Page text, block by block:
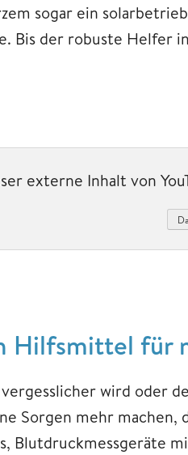
sogar ein
Bis der robuste Helfer
externe Inhalt von
Hilfsmittel für
wird oder
Sorgen mehr
Blutdruckmessgeräte